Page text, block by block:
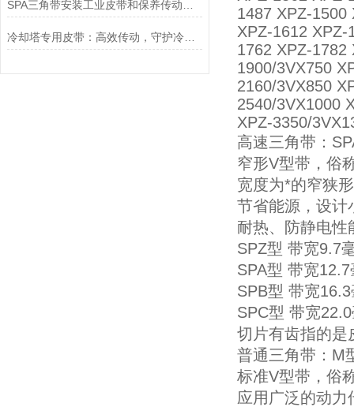
冷却塔专用皮带：高效传动，守护冷却系统的“生命线”
1487 XPZ-1500
XPZ-1612 XPZ-
1762 XPZ-1782
1900/3VX750
2160/3VX850
2540/3VX1000
XPZ-3350/
高速三角带：
窄形V型带，俗
宽度为*的窄狭
节省能源，设计
耐热、防静电性
SPZ型 带宽9.7
SPA型 带宽
SPB型 带宽
SPC型 带宽
切片有齿指的是
普通三角带：M
标准V型带，俗
应用广泛的动力